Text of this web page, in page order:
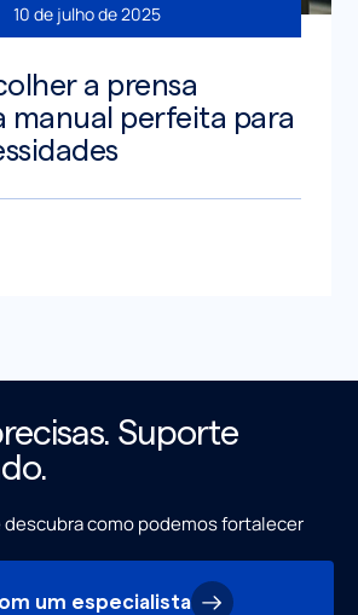
10 de julho de 2025
a prensa
manual perfeita para
Suporte
como podemos fortalecer
um especialista